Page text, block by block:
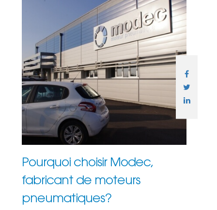
Pourquoi choisir Modec,
fabricant de moteurs
pneumatiques?